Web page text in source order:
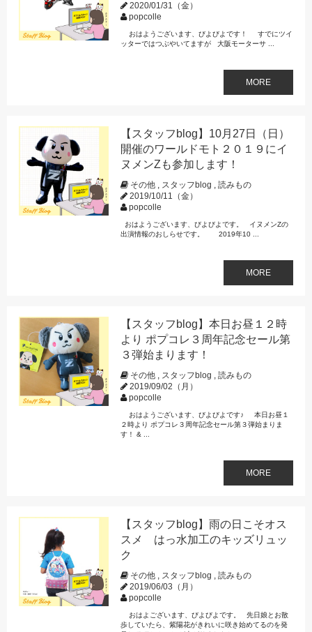
2020/01/31（金）
popcolle
おはようございます、びよびよです！ すでにツイ
ッターではつぶやいてますが 大阪モーターサ ...
MORE
【スタッフblog】10月27日（日）
開催のワールドモト２０１９にイ
ヌメンZも参加します！
その他, スタッフblog , 読みもの
2019/10/11（金）
popcolle
おはようございます、びよびよです。 イヌメンZの
出演情報のおしらせです。 2019年10 ...
MORE
【スタッフblog】本日お昼１２時
より ポプコレ３周年記念セール第
３弾始まります！
その他, スタッフblog , 読みもの
2019/09/02（月）
popcolle
おはようございます、びよびよです♪ 本日お昼１
２時より ポプコレ３周年記念セール第３弾始まりま
す！ & ...
MORE
【スタッフblog】雨の日こそオス
スメ はっ水加工のキッズリュッ
ク
その他, スタッフblog , 読みもの
2019/06/03（月）
popcolle
おはよございます、びよびよです。 先日娘とお散
歩していたら、紫陽花がきれいに咲き始めてるのを発